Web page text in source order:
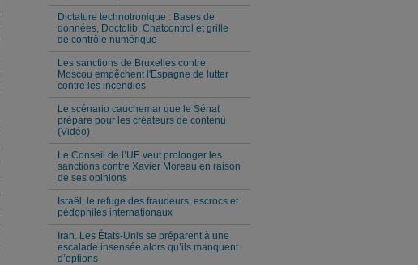
Dictature technotronique : Bases de
données, Doctolib, Chatcontrol et grille
de contrôle numérique
Les sanctions de Bruxelles contre
Moscou empêchent l'Espagne de lutter
contre les incendies
Le scénario cauchemar que le Sénat
prépare pour les créateurs de contenu
(Vidéo)
Le Conseil de l’UE veut prolonger les
sanctions contre Xavier Moreau en raison
de ses opinions
Israël, le refuge des fraudeurs, escrocs et
pédophiles internationaux
Iran. Les États-Unis se préparent à une
escalade insensée alors qu’ils manquent
d’options